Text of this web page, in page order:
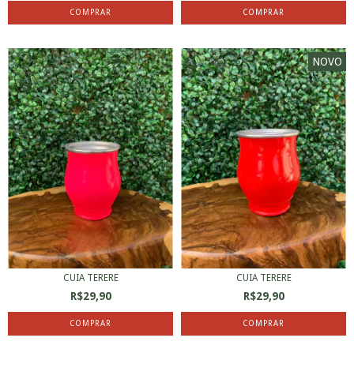
CUIA TERERE
R$29,90
NOVO
CUIA TERERE
R$29,90